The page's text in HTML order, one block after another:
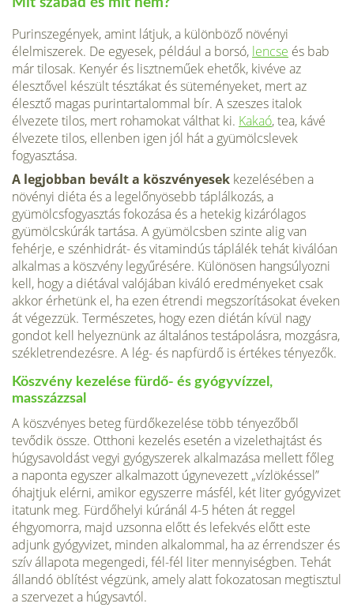
Purinszegények, amint látjuk, a különböző növényi
élelmiszerek. De egyesek, például a borsó, lencse és bab
már tilosak. Kenyér és lisztneműek ehetők, kivéve az
élesztővel készült tésztákat és süteményeket, mert az
élesztő magas purintartalommal bír. A szeszes italok
élvezete tilos, mert rohamokat válthat ki. Kakaó, tea, kávé
élvezete tilos, ellenben igen jól hát a gyümölcslevek
fogyasztása.
A legjobban bevált a köszvényesek kezelésében a
növényi diéta és a legelőnyösebb táplálkozás, a
gyümölcsfogyasztás fokozása és a hetekig kizárólagos
gyümölcskúrák tartása. A gyümölcsben szinte alig van
fehérje, e szénhidrát- és vitamindús táplálék tehát kiválóan
alkalmas a köszvény legyűrésére. Különösen hangsúlyozni
kell, hogy a diétával valójában kiváló eredményeket csak
akkor érhetünk el, ha ezen étrendi megszorításokat éveken
át végezzük. Természetes, hogy ezen diétán kívül nagy
gondot kell helyeznünk az általános testápolásra, mozgásra,
székletrendezésre. A lég- és napfürdő is értékes tényezők.
Köszvény kezelése fürdő- és gyógyvízzel,
masszázzsal
A köszvényes beteg fürdőkezelése több tényezőből
tevődik össze. Otthoni kezelés esetén a vizelethajtást és
húgysavoldást vegyi gyógyszerek alkalmazása mellett főleg
a naponta egyszer alkalmazott úgynevezett „vízlökéssel”
óhajtjuk elérni, amikor egyszerre másfél, két liter gyógyvizet
itatunk meg. Fürdőhelyi kúránál 4-5 héten át reggel
éhgyomorra, majd uzsonna előtt és lefekvés előtt este
adjunk gyógyvizet, minden alkalommal, ha az érrendszer és
szív állapota megengedi, fél-fél liter mennyiségben. Tehát
állandó öblítést végzünk, amely alatt fokozatosan megtisztul
a szervezet a húgysavtól.